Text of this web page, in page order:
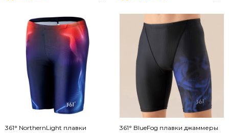
361° NorthernLight плавки
361° BlueFog плавки джаммеры